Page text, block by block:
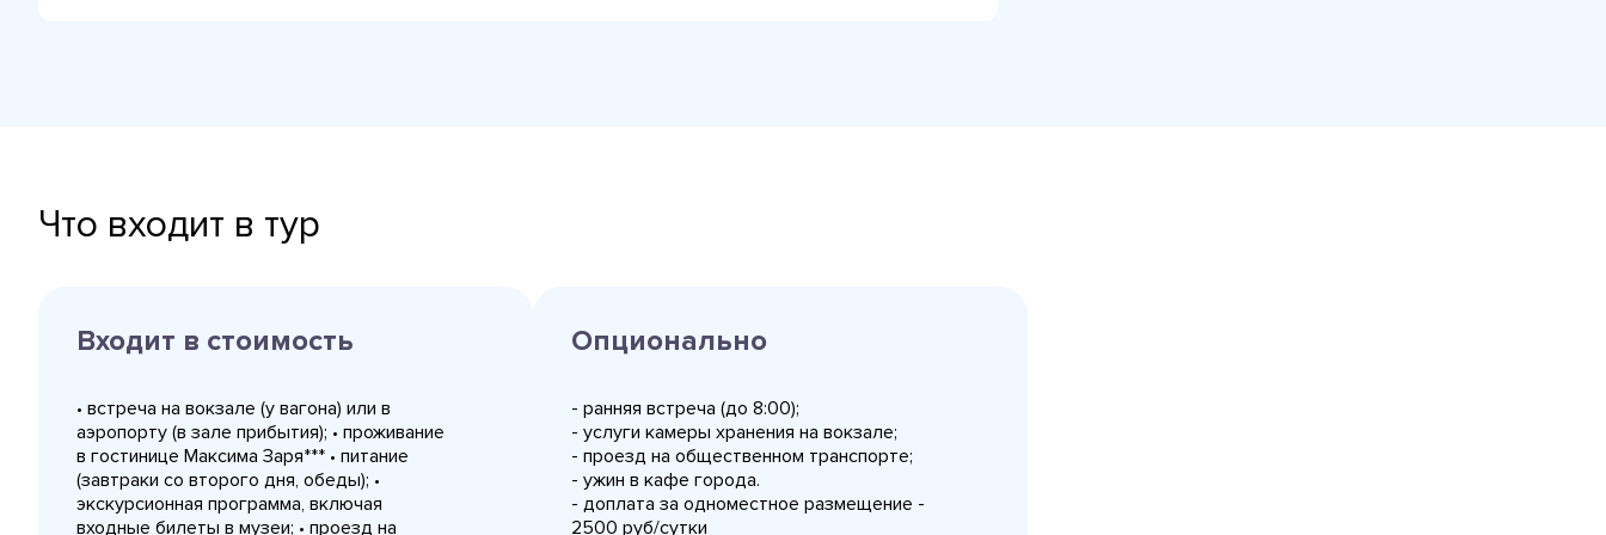
Что входит в тур
Входит в стоимость
• встреча на вокзале (у вагона) или в
аэропорту (в зале прибытия); • проживание
в гостинице Максима Заря*** • питание
(завтраки со второго дня, обеды); •
экскурсионная программа, включая
входные билеты в музеи; • проезд на
Опционально
- ранняя встреча (до 8:00);
- услуги камеры хранения на вокзале;
- проезд на общественном транспорте;
- ужин в кафе города.
- доплата за одноместное размещение -
2500 руб/сутки